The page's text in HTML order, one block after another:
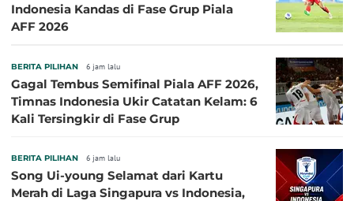
Indonesia Kandas di Fase Grup Piala
AFF 2026
BERITA PILIHAN 6 jam lalu
Gagal Tembus Semifinal Piala AFF 2026,
Timnas Indonesia Ukir Catatan Kelam: 6
Kali Tersingkir di Fase Grup
BERITA PILIHAN 6 jam lalu
Song Ui-young Selamat dari Kartu
Merah di Laga Singapura vs Indonesia,